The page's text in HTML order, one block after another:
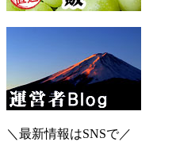
＼最新情報はSNSで／